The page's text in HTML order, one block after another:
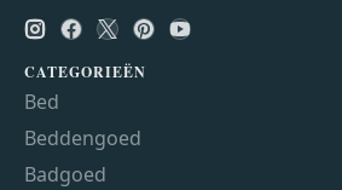
CATEGORIEËN
Bed
Beddengoed
Badgoed